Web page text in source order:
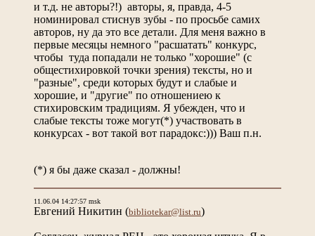
и т.д. не авторы?!) авторы, я, правда, 4-5
номинировал стиснув зубы - по просьбе самих
авторов, ну да это все детали. Для меня важно в
первые месяцы немного "расшатать" конкурс,
чтобы туда попадали не только "хорошие" (с
общестихировкой точки зрения) тексты, но и
"разные", среди которых будут и слабые и
хорошие, и "другие" по отношениею к
стихировским традициям. Я убежден, что и
слабые тексты тоже могут(*) участвовать в
конкурсах - вот такой вот парадокс:))) Ваш п.н.
(*) я бы даже сказал - должны!
11.06.04 14:27:57 msk
Евгений Никитин (bibliotekar@list.ru)